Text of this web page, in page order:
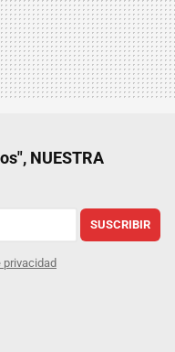
NUESTRA
SUSCRIBIR
privacidad